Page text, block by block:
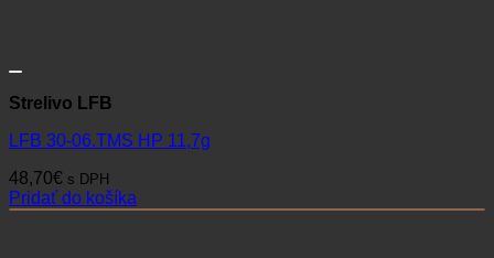
Strelivo LFB
LFB 30-06.TMS HP 11,7g
48,70€ s DPH
Pridať do košíka